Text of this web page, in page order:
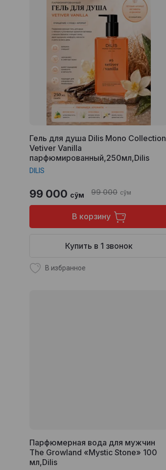
Гель для душа Dilis Mono Collection
Vetiver Vanilla
парфюмированный,250мл,Dilis
DILIS
99 000 сўм
99 000 сўм
В корзину
Купить в 1 звонок
В избранное
Парфюмерная вода для мужчин
The Growland «Mystic Stone» 100
мл,Dilis